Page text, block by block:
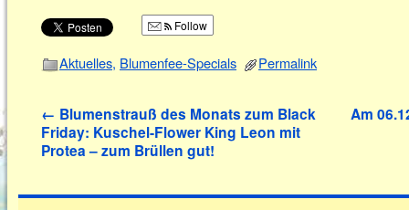
Follow
Aktuelles, Blumenfee-Specials Permalink
← Blumenstrauß des Monats zum Black
Friday: Kuschel-Flower King Leon mit
Protea – zum Brüllen gut!
Am